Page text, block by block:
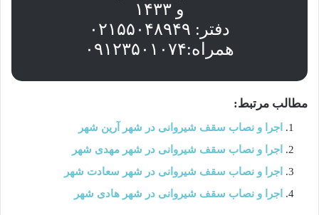
و ۱۴۳۳
دفتر: ۰۲۱۵۵۰۴۸۹۴۹
همراه:۰۹۱۲۳۵۰۱۰۷۴
مطالب مرتبط:
اجرا و نصاب سقف شیروانی در شهر آرین شهر
اجرا و نصاب سقف شیروانی در شهر مهدی شهر
اجرا و نصاب سقف شیروانی در شهر سعادت شهر
اجرا و نصاب سقف شیروانی در شهر هادی شهر